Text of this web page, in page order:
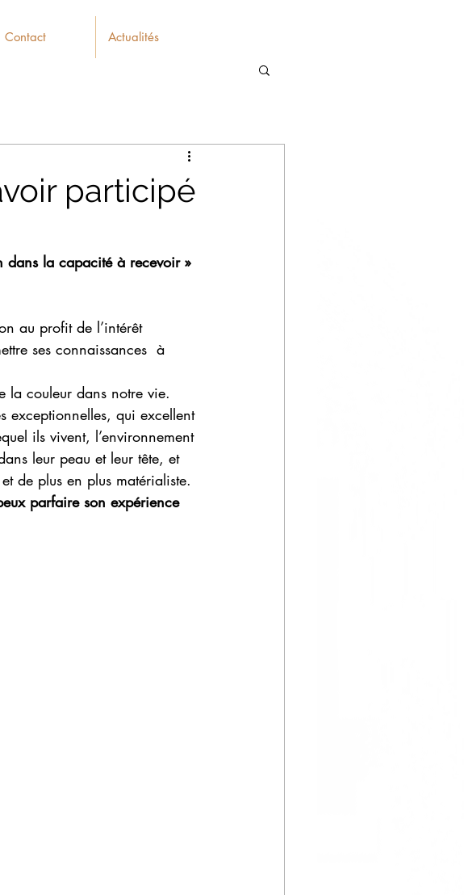
Contact Actualités
participé
dans la capacité à recevoir »
au profit de l’intérêt
ses connaissances  à
la couleur dans notre vie.
exceptionnelles, qui excellent
ils vivent, l’environnement
leur peau et leur tête, et
de plus en plus matérialiste.
parfaire son expérience